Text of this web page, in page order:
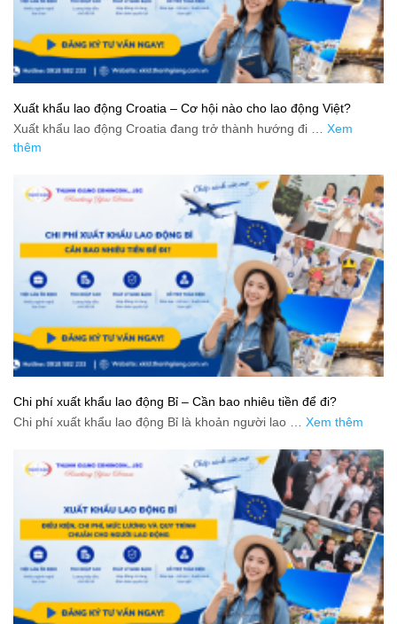
Xuất khẩu lao động Croatia – Cơ hội nào cho lao động Việt?
Xuất khẩu lao động Croatia đang trở thành hướng đi … Xem
thêm
Chi phí xuất khẩu lao động Bỉ – Cần bao nhiêu tiền để đi?
Chi phí xuất khẩu lao động Bỉ là khoản người lao … Xem thêm